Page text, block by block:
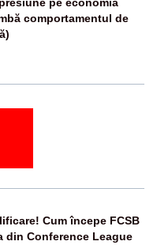
comportamentul de
Cum începe FCSB
din Conference League